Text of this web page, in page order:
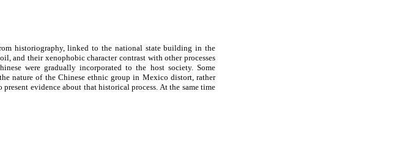
historiography, linked to the national state building in the
and their xenophobic character contrast with other processes
were gradually incorporated to the host society. Some
nature of the Chinese ethnic group in Mexico distort, rather
evidence about that historical process. At the same time